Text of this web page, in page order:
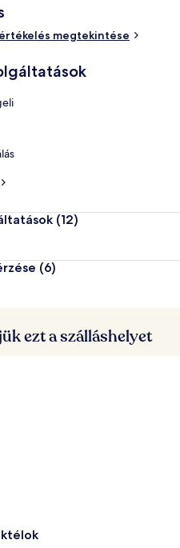
megtekintése
(12)
(6)
ezt a szálláshelyet